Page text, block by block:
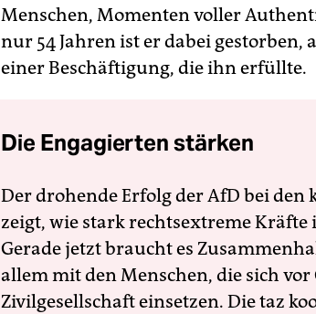
Menschen, Momenten voller
nur 54 Jahren ist er dabei gestorben,
einer Beschäftigung, die ihn erfüllte.
Die Engagierten stärken
Der drohende Erfolg der AfD bei
zeigt, wie stark rechtsextreme
Gerade jetzt braucht es
allem mit den Menschen, die sich
Zivilgesellschaft einsetzen. Die taz